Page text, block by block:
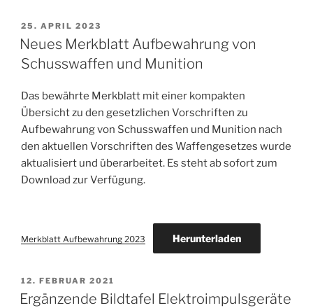
VERÖFFENTLICHT
AM
25. APRIL 2023
Neues Merkblatt Aufbewahrung von
Schusswaffen und Munition
Das bewährte Merkblatt mit einer kompakten
Übersicht zu den gesetzlichen Vorschriften zu
Aufbewahrung von Schusswaffen und Munition nach
den aktuellen Vorschriften des Waffengesetzes wurde
aktualisiert und überarbeitet. Es steht ab sofort zum
Download zur Verfügung.
Merkblatt Aufbewahrung 2023 Herunterladen
VERÖFFENTLICHT
AM
12. FEBRUAR 2021
Ergänzende Bildtafel Elektroimpulsgeräte